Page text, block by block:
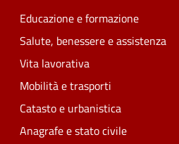
Educazione e formazione
Salute, benessere e assistenza
Vita lavorativa
Mobilità e trasporti
Catasto e urbanistica
Anagrafe e stato civile